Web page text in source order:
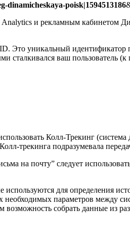
dinamicheskaya-poisk|1594513186
и рекламным кабинетом
Это уникальный идентификатор
ваш пользователь (к
Колл-Трекинг
трекинга подразумевала
на почту” следует
для определения
необходимых параметров между
собрать данные из